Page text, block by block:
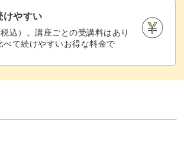
けやすい
込）。講座ごとの受講料はあり
べて続けやすいお得な料金で